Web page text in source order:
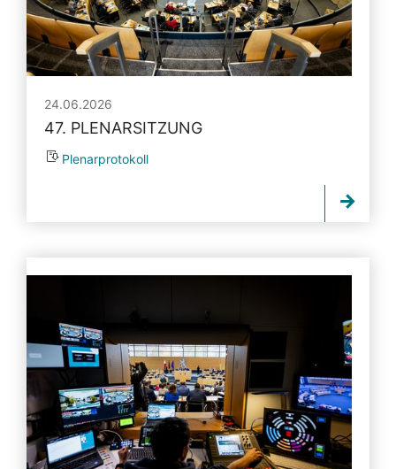
24.06.2026
47. PLENARSITZUNG
Plenarprotokoll